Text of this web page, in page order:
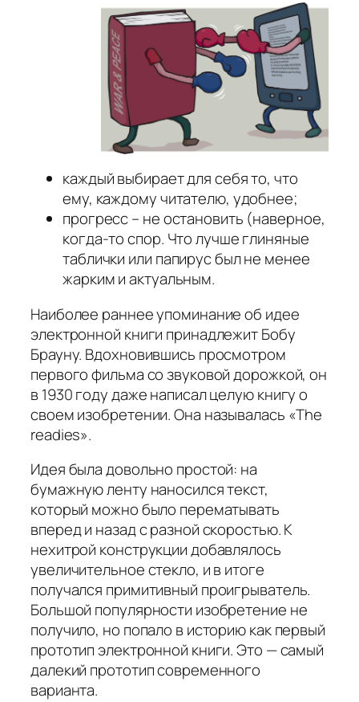
каждый выбирает для себя то, что
ему, каждому читателю, удобнее;
прогресс – не остановить (наверное,
когда-то спор. Что лучше глиняные
таблички или папирус был не менее
жарким и актуальным.
Наиболее раннее упоминание об идее
электронной книги принадлежит Бобу
Брауну. Вдохновившись просмотром
первого фильма со звуковой дорожкой, он
в 1930 году даже написал целую книгу о
своем изобретении. Она называлась «The
readies».
Идея была довольно простой: на
бумажную ленту наносился текст,
который можно было перематывать
вперед и назад с разной скоростью. К
нехитрой конструкции добавлялось
увеличительное стекло, и в итоге
получался примитивный проигрыватель.
Большой популярности изобретение не
получило, но попало в историю как первый
прототип электронной книги. Это — самый
далекий прототип современного
варианта.